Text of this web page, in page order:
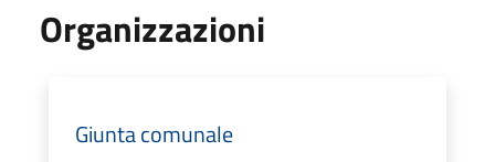
Organizzazioni
Giunta comunale